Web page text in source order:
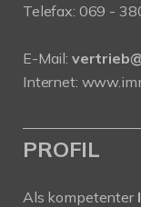
Telefax: 069 -
E-Mail:
Internet:
PROFIL
Als kompetenter